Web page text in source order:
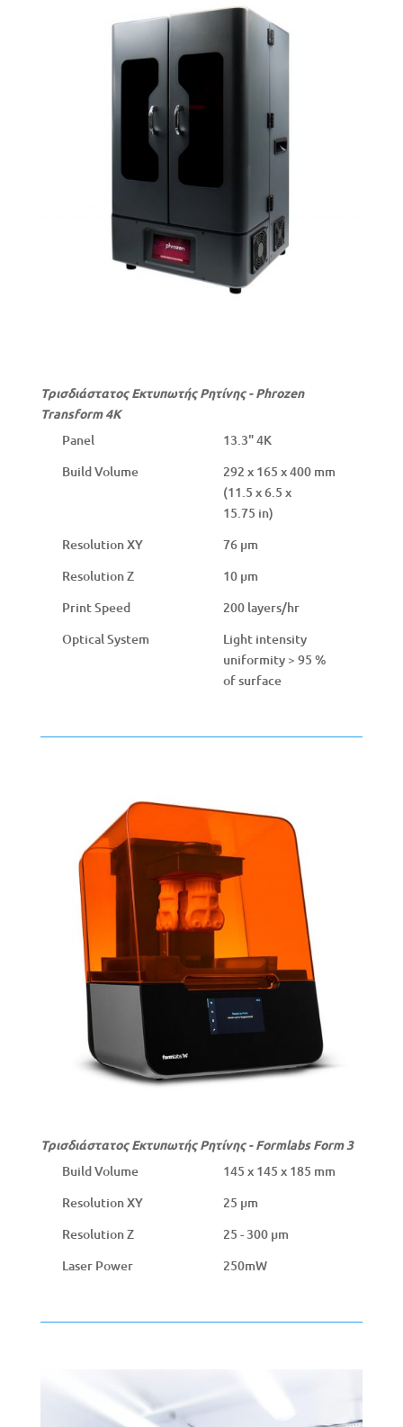
Τρισδιάστατος Εκτυπωτής Ρητίνης - Phrozen
Transform 4Κ
Panel
13.3" 4K
Build Volume
292 x 165 x 400 mm
(11.5 x 6.5 x
15.75 in)
Resolution XY
76 µm
Resolution Z
10 µm
Print Speed
200 layers/hr
Optical System
Light intensity
uniformity > 95 %
of surface
Τρισδιάστατος Εκτυπωτής Ρητίνης - Formlabs Form 3
Build Volume
145 x 145 x 185 mm
Resolution XY
25 µm
Resolution Z
25 - 300 µm
Laser Power
250mW